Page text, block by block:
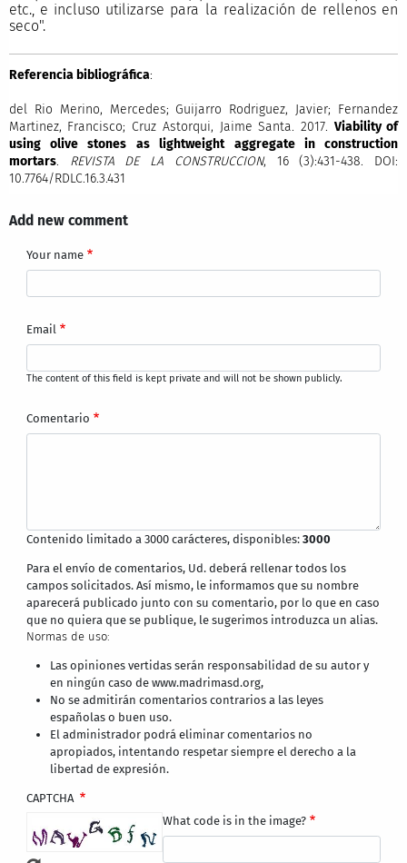
etc., e incluso utilizarse para la realización de rellenos en
seco".
Referencia bibliográfica:
del Rio Merino, Mercedes; Guijarro Rodriguez, Javier; Fernandez
Martinez, Francisco; Cruz Astorqui, Jaime Santa. 2017. Viability of
using olive stones as lightweight aggregate in construction
mortars. REVISTA DE LA CONSTRUCCION, 16 (3):431-438. DOI:
10.7764/RDLC.16.3.431
Add new comment
Your name
Email
The content of this field is kept private and will not be shown publicly.
Comentario
Contenido limitado a 3000 carácteres, disponibles:3000
Para el envío de comentarios, Ud. deberá rellenar todos los
campos solicitados. Así mismo, le informamos que su nombre
aparecerá publicado junto con su comentario, por lo que en caso
que no quiera que se publique, le sugerimos introduzca un alias.
Normas de uso:
Las opiniones vertidas serán responsabilidad de su autor y
en ningún caso de www.madrimasd.org,
No se admitirán comentarios contrarios a las leyes
españolas o buen uso.
El administrador podrá eliminar comentarios no
apropiados, intentando respetar siempre el derecho a la
libertad de expresión.
CAPTCHA
What code is in the image?